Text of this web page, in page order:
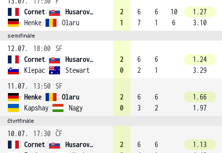
Cornet/
Husarova (3)
Henke/ Olaru
2
1
6
7
6
1
10
6
1.27
3.10
semifinále
12.07. 18:00
SF
Cornet/
Husarova (3)
Klepac/ Stewart
2
0
6
2
6
1
1.24
3.29
11.07.
13:50
SF
Henke/
Olaru
Kapshay/ Nagy
2
0
6
3
6
2
1.66
1.97
čtvrtfinále
10.07. 17:30 ČF
Cornet/
Husarova (3)
2
6
6
1.13